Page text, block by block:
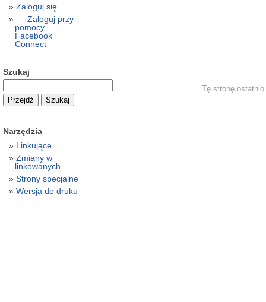
Zaloguj się
Zaloguj przy
pomocy
Facebook
Connect
Szukaj
Narzędzia
Linkujące
Zmiany w
linkowanych
Strony specjalne
Wersja do druku
Tę stronę